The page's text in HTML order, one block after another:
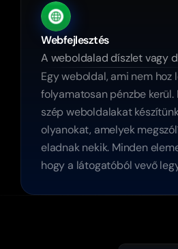
Webfejlesztés
A weboldalad díszlet vagy
Egy weboldal, ami nem hoz
folyamatosan pénzbe kerül.
szép weboldalakat
olyanokat, amelyek
eladnak nekik. Minden
hogy a látogatóból vevő